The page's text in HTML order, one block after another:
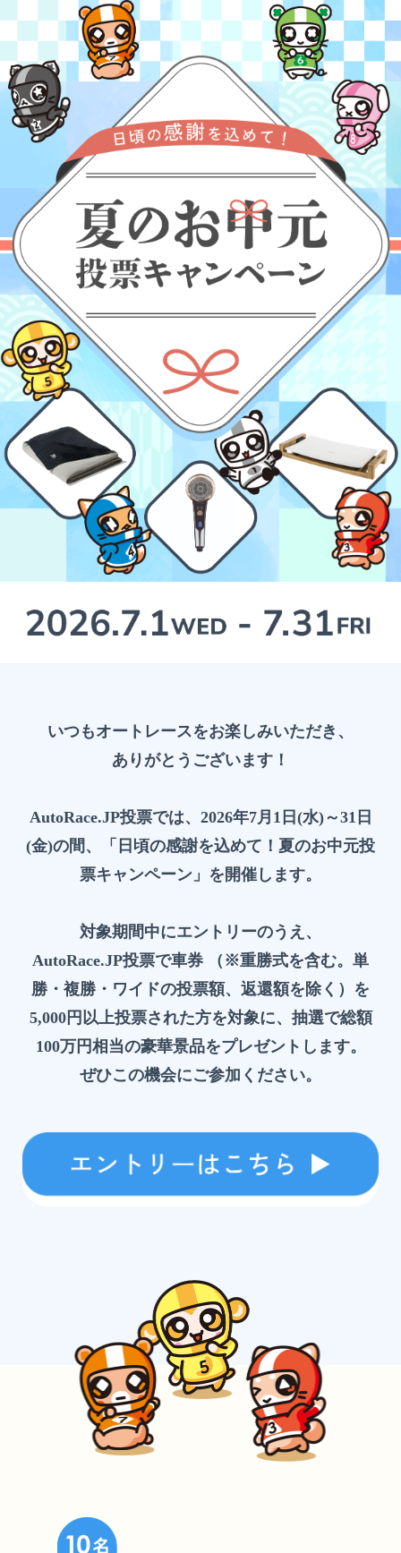
いつもオートレースをお楽しみいただき、
ありがとうございます！
AutoRace.JP投票では、2026年7月1日(水)～31日
(金)の間、「日頃の感謝を込めて！夏のお中元投
票キャンペーン」を開催します。
対象期間中にエントリーのうえ、
AutoRace.JP投票で車券 （※重勝式を含む。単
勝・複勝・ワイドの投票額、返還額を除く）を
5,000円以上投票された方を対象に、抽選で総額
100万円相当の豪華景品をプレゼントします。
ぜひこの機会にご参加ください。